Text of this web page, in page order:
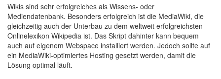
Wikis sind sehr erfolgreiches als Wissens- oder
Mediendatenbank. Besonders erfolgreich ist die MediaWiki, die
gleichzeitig auch der Unterbau zu dem weltweit erfolgreichsten
Onlinelexikon Wikipedia ist. Das Skript dahinter kann bequem
auch auf eigenem Webspace installiert werden. Jedoch sollte auf
ein MediaWiki-optimiertes Hosting gesetzt werden, damit die
Lösung optimal läuft.